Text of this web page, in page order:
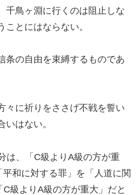
千鳥ヶ淵に行くのは阻止しな
とにはならない。
条の自由を束縛するものであ
々に祈りをささげ不戦を誓い
はない。
は、「C級よりA級の方が重
和に対する罪」を「人道に関
級よりA級の方が重大」だと